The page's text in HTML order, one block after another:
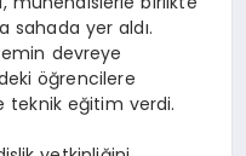
sahada yer aldı.
devreye
öğrencilere
teknik eğitim verdi.